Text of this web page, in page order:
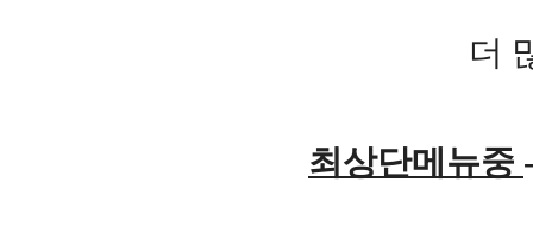
더
최상단메뉴중